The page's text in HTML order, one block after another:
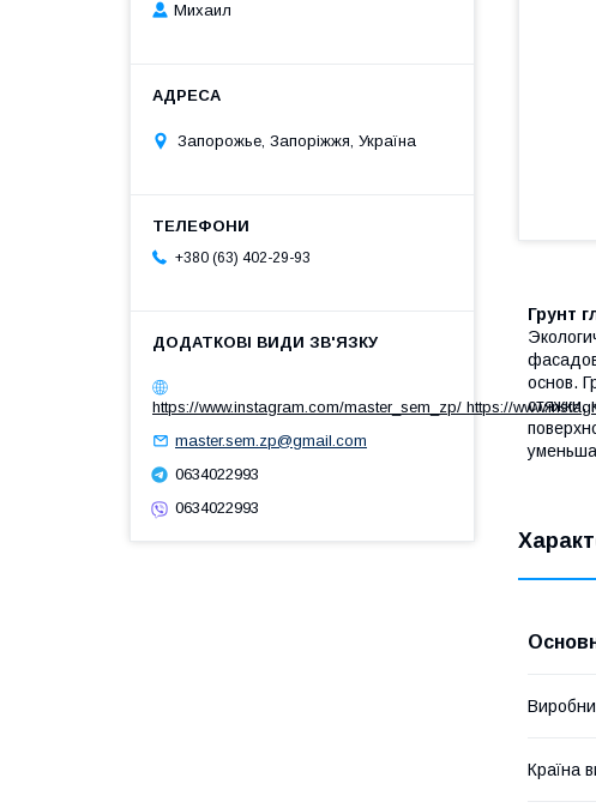
Грунт
основ.
стяжки,
Країна
Михаил
Запорожье, Запоріжжя, Україна
+380 (63) 402-29-93
https://www.instagram.com/master_sem_zp/ https://
master.sem.zp@gmail.com
0634022993
0634022993